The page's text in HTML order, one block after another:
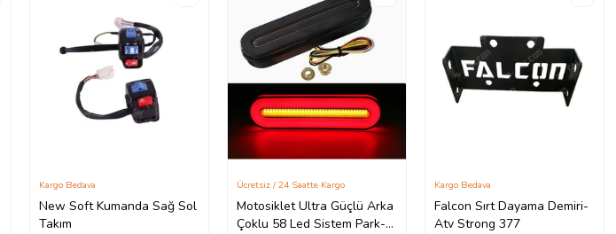
New Soft Kumanda Sağ Sol
Takım
Kargo Bedava
Motosiklet Ultra Güçlü Arka
Çoklu 58 Led Sistem Park-
Ücretsiz / 24 Saatte Kargo
Falcon Sırt Dayama Demiri-
Atv Strong 377
Kargo Bedava